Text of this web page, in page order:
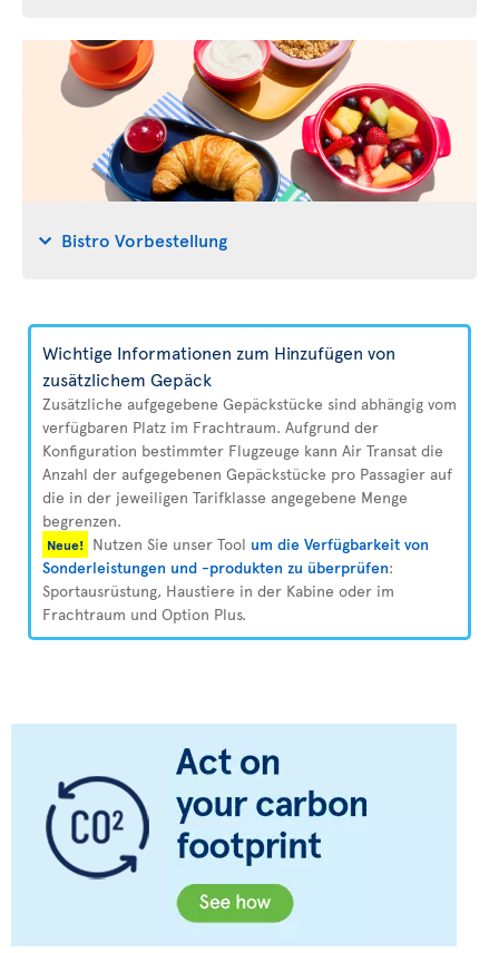
Bistro Vorbestellung
Wichtige Informationen zum Hinzufügen von
zusätzlichem Gepäck
Zusätzliche aufgegebene Gepäckstücke sind abhängig vom
verfügbaren Platz im Frachtraum. Aufgrund der
Konfiguration bestimmter Flugzeuge kann Air Transat die
Anzahl der aufgegebenen Gepäckstücke pro Passagier auf
die in der jeweiligen Tarifklasse angegebene Menge
begrenzen.
Neue! Nutzen Sie unser Tool um die Verfügbarkeit von
Sonderleistungen und -produkten zu überprüfen:
Sportausrüstung, Haustiere in der Kabine oder im
Frachtraum und Option Plus.